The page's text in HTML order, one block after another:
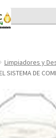
Limpiadores y
SISTEMA DE